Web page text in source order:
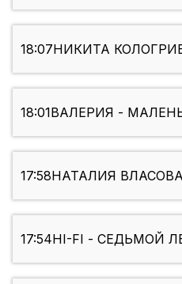
18:07НИКИТА
18:01ВАЛЕРИЯ -
17:58НАТАЛИЯ
17:54HI-FI - СЕДЬМОЙ